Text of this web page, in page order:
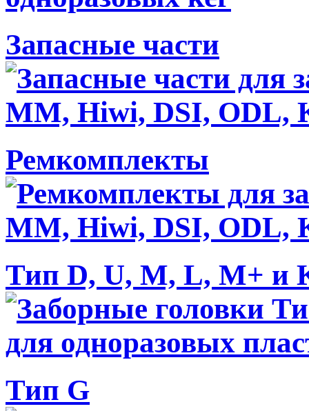
Запасные части
Ремкомплекты
Тип D, U, M, L, M+ и
Тип G